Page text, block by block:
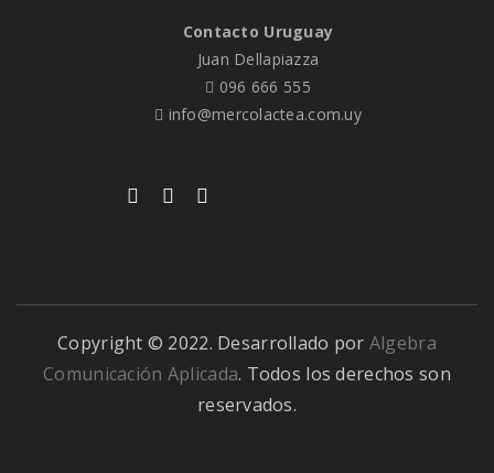
Contacto Uruguay
Juan Dellapiazza
096 666 555
info@mercolactea.com.uy
Copyright © 2022. Desarrollado por Algebra
Comunicación Aplicada. Todos los derechos son
reservados.